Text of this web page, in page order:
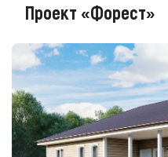
Проект «Форест»